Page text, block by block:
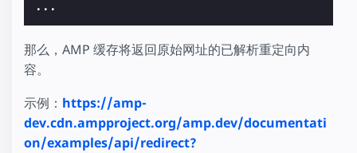
那么，AMP 缓存将返回原始网址的已解析重定向内
容。
示例： https://amp-
dev.cdn.ampproject.org/amp.dev/documentati
on/examples/api/redirect?